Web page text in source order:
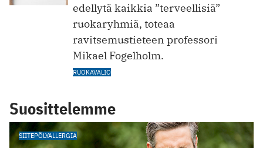
edellytä kaikkia ”terveellisiä”
ruokaryhmiä, toteaa
ravitsemustieteen professori
Mikael Fogelholm.
RUOKAVALIO
Suosittelemme
SIITEPÖLYALLERGIA